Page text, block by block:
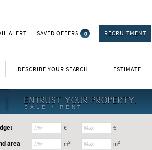
ALERT SAVED OFFERS 0 RECRUITMENT
DESCRIBE YOUR SEARCH ESTIMATE
ENTRUST YOUR PROPERTY.
SALE / RENT
€ €
area m2 m2